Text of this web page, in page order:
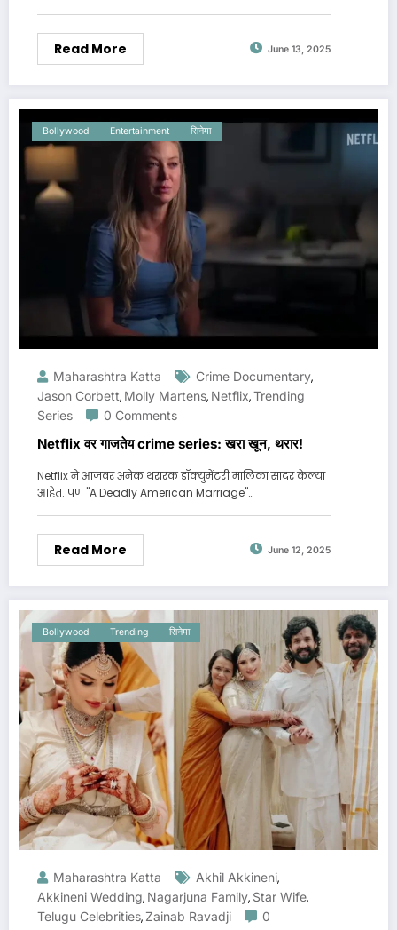
Read More June 13, 2025
Bollywood Entertainment सिनेमा
Maharashtra Katta Crime Documentary,
Jason Corbett, Molly Martens, Netflix,Trending
Series
0 Comments
Netflix वर गाजतेय crime series: खरा खून, थरार!
Netflix ने आजवर अनेक थरारक डॉक्युमेंटरी मालिका सादर केल्या
आहेत. पण "A Deadly American Marriage"…
Read More June 12, 2025
Bollywood Trending सिनेमा
Maharashtra Katta Akhil Akkineni,
Akkineni Wedding, Nagarjuna Family, Star Wife,
Telugu Celebrities,Zainab Ravadji
0